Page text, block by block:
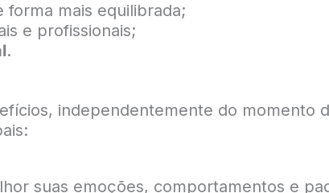
forma mais equilibrada;
e profissionais;
.
independentemente do momento
suas emoções, comportamentos e